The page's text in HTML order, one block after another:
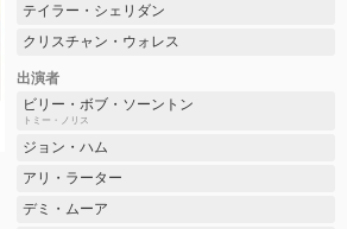
テイラー・シェリダン
クリスチャン・ウォレス
出演者
ビリー・ボブ・ソーントン
トミー・ノリス
ジョン・ハム
アリ・ラーター
デミ・ムーア